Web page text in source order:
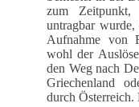
zum
untragbar
Aufnahme von
wohl der
den Weg nach
Griechenland
durch Österreich.